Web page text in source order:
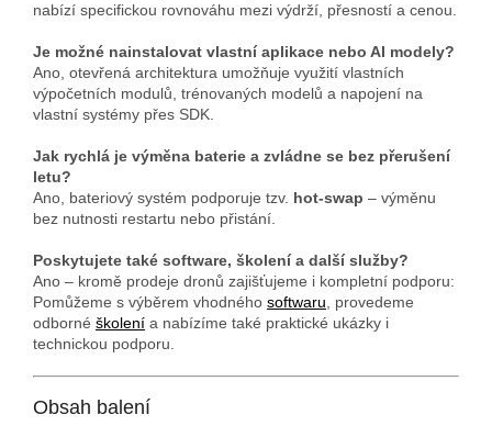
nabízí specifickou rovnováhu mezi výdrží, přesností a cenou.
Je možné nainstalovat vlastní aplikace nebo AI modely?
Ano, otevřená architektura umožňuje využití vlastních
výpočetních modulů, trénovaných modelů a napojení na
vlastní systémy přes SDK.
Jak rychlá je výměna baterie a zvládne se bez přerušení
letu?
Ano, bateriový systém podporuje tzv. hot-swap – výměnu
bez nutnosti restartu nebo přistání.
Poskytujete také software, školení a další služby?
Ano – kromě prodeje dronů zajišťujeme i kompletní podporu:
Pomůžeme s výběrem vhodného softwaru, provedeme
odborné školení a nabízíme také praktické ukázky i
technickou podporu.
Obsah balení